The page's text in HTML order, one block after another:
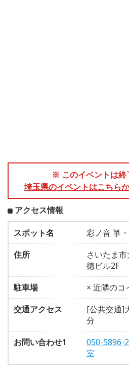
※ このイベントは終
埼玉県のイベントはこちら
アクセス情報
スポット名
彩ノ音 箏
住所
さいたま
徳ビル2F
駐車場
× 近隣のコ
交通アクセス
[公共交通]
分
お問い合わせ1
050-5896-
室